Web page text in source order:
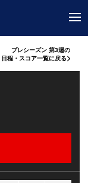
プレシーズン 第3週の
日程・スコア一覧に戻る